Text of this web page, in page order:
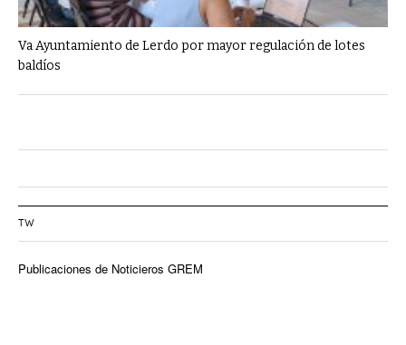
Va Ayuntamiento de Lerdo por mayor regulación de lotes
baldíos
TW
Publicaciones de Noticieros GREM